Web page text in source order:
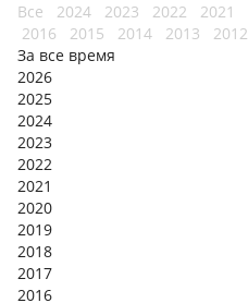
Все 2024 2023 2022 2021
2016
2015 2014 2013 2012
За все время
2026
2025
2024
2023
2022
2021
2020
2019
2018
2017
2016